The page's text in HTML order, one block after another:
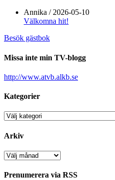
Annika / 2026-05-10
Välkomna hit!
Besök gästbok
Missa inte min TV-blogg
http://www.atvb.alkb.se
Kategorier
Kategorier
Arkiv
Arkiv
Prenumerera via RSS